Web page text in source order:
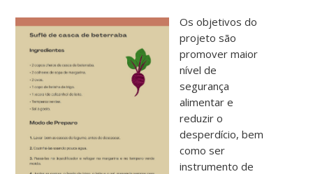
Os objetivos do
projeto são
promover maior
nível de
segurança
alimentar e
reduzir o
desperdício, bem
como ser
instrumento de